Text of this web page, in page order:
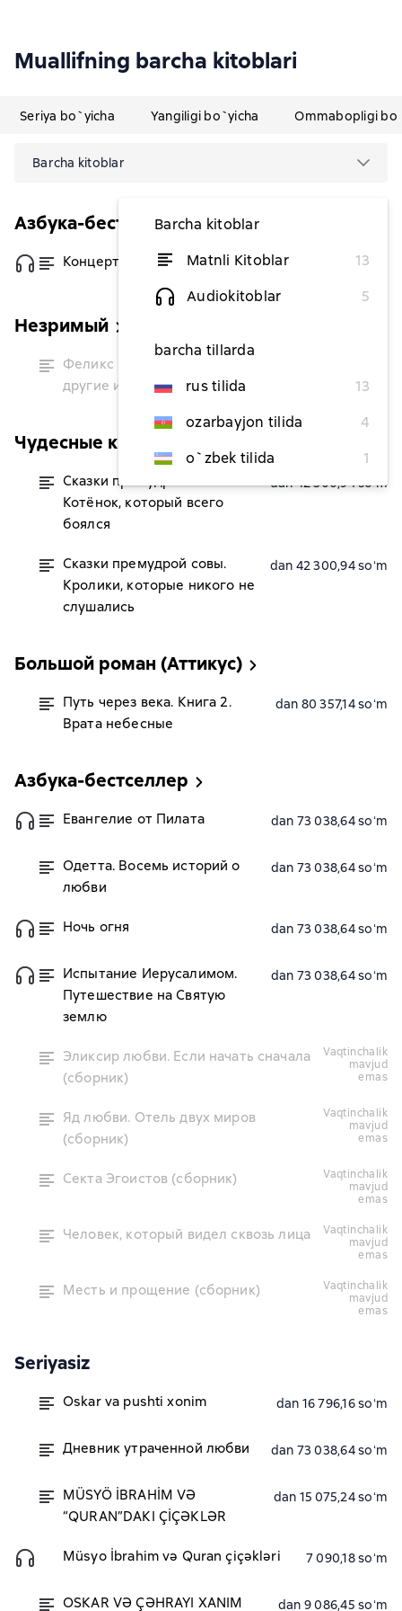
Muallifning barcha kitoblari
Seriya bo`yicha Yangiligi bo`yicha Ommabopligi
Barcha kitoblar
Barcha kitoblar
Matnli Kitoblar
13
Audiokitoblar
5
barcha tillarda
rus tilida
13
ozarbayjon tilida
4
o`zbek tilida
1
Азбука-бестселлер мини
Концерт «Памяти ангела» dan 73 038,64 soʻm
Незримый
Феликс и Незримый источник и
другие истории
emas
Чудесные книжки для малышей
Сказки премудрой совы.
Котёнок, который всего
боялся
dan 42 300,94 soʻm
Сказки премудрой совы.
Кролики, которые никого не
слушались
dan 42 300,94 soʻm
Большой роман (Аттикус)
Путь через века. Книга 2.
Врата небесные
dan 80 357,14 soʻm
Азбука-бестселлер
Евангелие от Пилата dan 73 038,64 soʻm
Одетта. Восемь историй о
любви
dan 73 038,64 soʻm
Ночь огня dan 73 038,64 soʻm
Испытание Иерусалимом.
Путешествие на Святую
землю
dan 73 038,64 soʻm
Эликсир любви. Если начать сначала
(сборник)
vaqtinchalik
mavjud
emas
Яд любви. Отель двух миров
(сборник)
vaqtinchalik
mavjud
emas
Секта Эгоистов (сборник)
vaqtinchalik
mavjud
emas
Человек, который видел сквозь лица
vaqtinchalik
mavjud
emas
Месть и прощение (сборник)
vaqtinchalik
mavjud
emas
Seriyasiz
Oskar va pushti xonim dan 16 796,16 soʻm
Дневник утраченной любви dan 73 038,64 soʻm
MÜSYÖ İBRAHİM VƏ
“QURAN”DAKI ÇİÇƏKLƏR
dan 15 075,24 soʻm
Müsyo İbrahim və Quran çiçəkləri 7 090,18 soʻm
OSKAR VƏ ÇƏHRAYI XANIM dan 9 086,45 soʻm